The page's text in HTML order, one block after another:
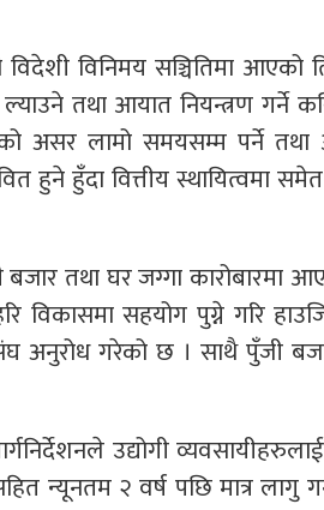
विदेशी विनिमय सञ्चितिमा आएको
तथा आयात नियन्त्रण गर्ने
असर लामो समयसम्म पर्ने तथा
हुने हुँदा वित्तीय स्थायित्वमा
तथा घर जग्गा कारोबारमा
सहयोग पुग्ने गरि
अनुरोध गरेको छ । साथै पुँजी
उद्योगी
न्यूनतम २ वर्ष पछि मात्र लागु